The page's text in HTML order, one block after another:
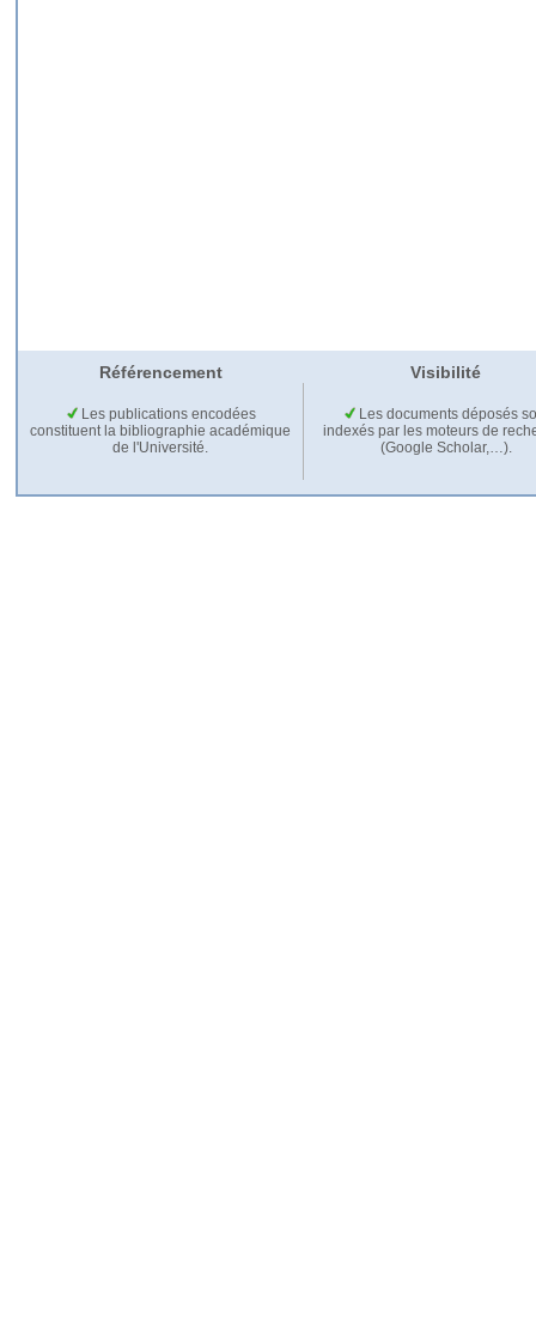
Référencement Visibilité
Les publications encodées
constituent la bibliographie académique
de l'Université.
Les documents déposés
indexés par les moteurs de
(Google Scholar,…).